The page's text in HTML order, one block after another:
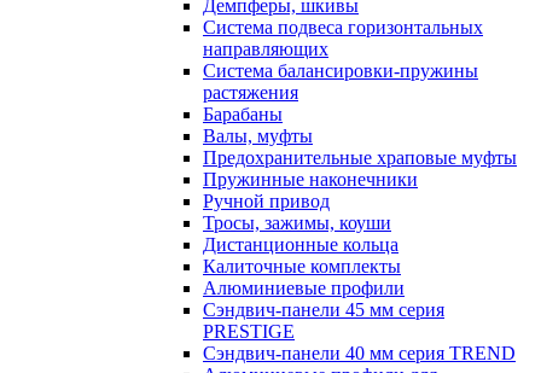
Демпферы, шкивы
Система подвеса горизонтальных
направляющих
Система балансировки-пружины
растяжения
Барабаны
Валы, муфты
Предохранительные храповые муфты
Пружинные наконечники
Ручной привод
Тросы, зажимы, коуши
Дистанционные кольца
Калиточные комплекты
Алюминиевые профили
Сэндвич-панели 45 мм серия
PRESTIGE
Сэндвич-панели 40 мм серия TREND